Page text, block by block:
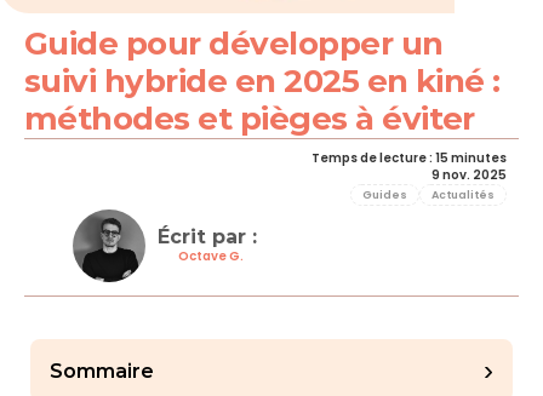
Guide pour développer un
suivi hybride en 2025 en kiné :
méthodes et pièges à éviter
Temps de lecture : 15 minutes
9 nov. 2025
Guides Actualités
Écrit par :
Octave G.
Sommaire ›